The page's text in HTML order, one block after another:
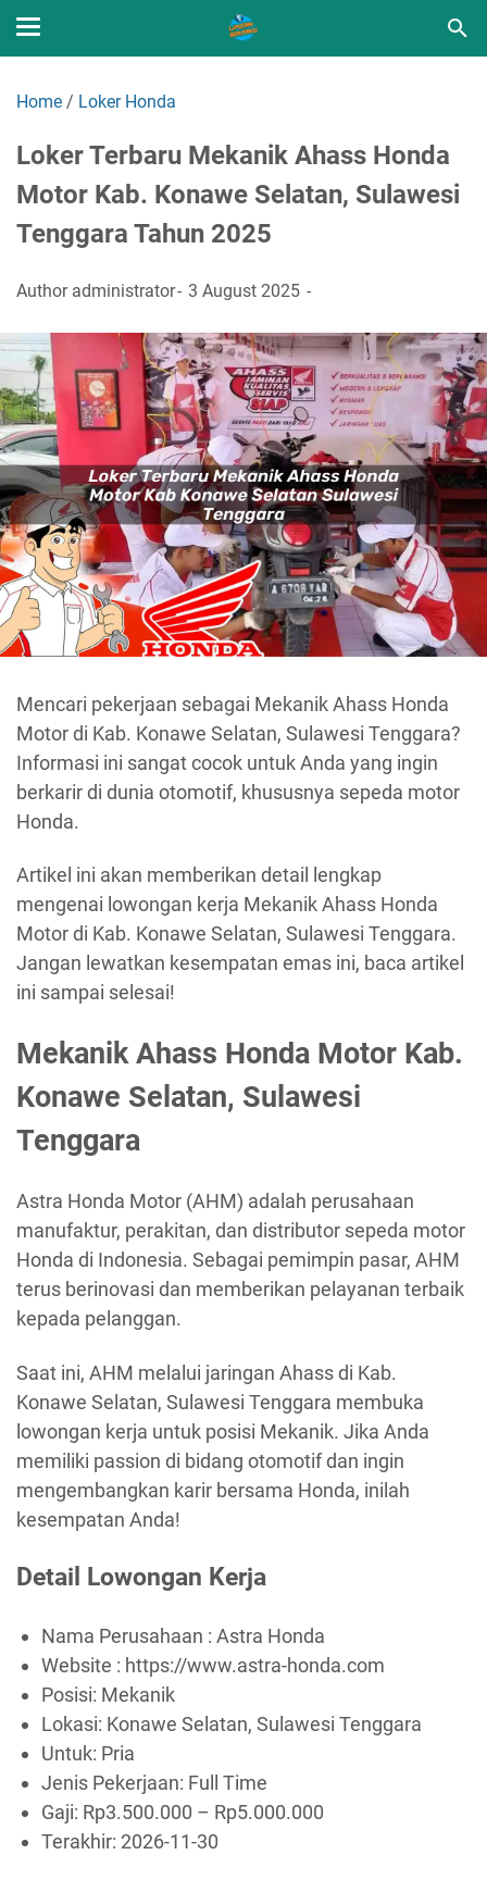
Home / Loker Honda
Loker Terbaru Mekanik Ahass Honda
Motor Kab. Konawe Selatan, Sulawesi
Tenggara Tahun 2025
Author administrator 3 August 2025
Mencari pekerjaan sebagai Mekanik Ahass Honda
Motor di Kab. Konawe Selatan, Sulawesi Tenggara?
Informasi ini sangat cocok untuk Anda yang ingin
berkarir di dunia otomotif, khususnya sepeda motor
Honda.
Artikel ini akan memberikan detail lengkap
mengenai lowongan kerja Mekanik Ahass Honda
Motor di Kab. Konawe Selatan, Sulawesi Tenggara.
Jangan lewatkan kesempatan emas ini, baca artikel
ini sampai selesai!
Mekanik Ahass Honda Motor Kab.
Konawe Selatan, Sulawesi
Tenggara
Astra Honda Motor (AHM) adalah perusahaan
manufaktur, perakitan, dan distributor sepeda motor
Honda di Indonesia. Sebagai pemimpin pasar, AHM
terus berinovasi dan memberikan pelayanan terbaik
kepada pelanggan.
Saat ini, AHM melalui jaringan Ahass di Kab.
Konawe Selatan, Sulawesi Tenggara membuka
lowongan kerja untuk posisi Mekanik. Jika Anda
memiliki passion di bidang otomotif dan ingin
mengembangkan karir bersama Honda, inilah
kesempatan Anda!
Detail Lowongan Kerja
Nama Perusahaan : Astra Honda
Website : https://www.astra-honda.com
Posisi: Mekanik
Lokasi: Konawe Selatan, Sulawesi Tenggara
Untuk: Pria
Jenis Pekerjaan: Full Time
Gaji: Rp3.500.000 – Rp5.000.000
Terakhir: 2026-11-30